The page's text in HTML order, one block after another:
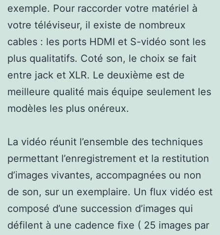
exemple. Pour raccorder votre matériel à
votre téléviseur, il existe de nombreux
cables : les ports HDMI et S-vidéo sont les
plus qualitatifs. Coté son, le choix se fait
entre jack et XLR. Le deuxième est de
meilleure qualité mais équipe seulement les
modèles les plus onéreux.
La vidéo réunit l’ensemble des techniques
permettant l’enregistrement et la restitution
d’images vivantes, accompagnées ou non
de son, sur un exemplaire. Un flux vidéo est
composé d’une succession d’images qui
défilent à une cadence fixe ( 25 images par